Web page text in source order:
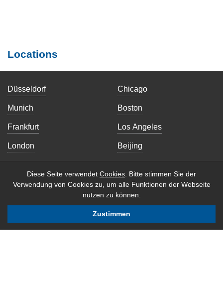
Locations
Düsseldorf
Munich
Frankfurt
London
Edinburgh
Chicago
Boston
Los Angeles
Beijing
Sydney
Diese Seite verwendet Cookies . Bitte stimmen Sie der
Verwendung von Cookies zu, um alle Funktionen der Webseite
nutzen zu können.
Zustimmen